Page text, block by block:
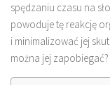
spędzaniu czasu na
powoduje tę reakcję
i minimalizować jej
można jej zapobiegać?